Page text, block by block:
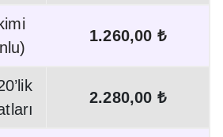
1.260,00 ₺
2.280,00 ₺